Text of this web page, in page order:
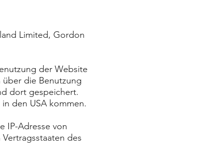
Limited, Gordon
der Website
die Benutzung
dort gespeichert.
den USA kommen.
IP-Adresse von
des